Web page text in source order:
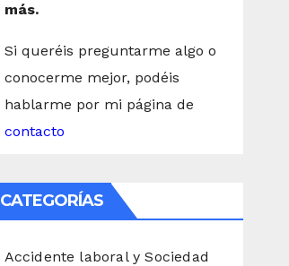
más.
Si queréis preguntarme algo o
conocerme mejor, podéis
hablarme por mi página de
contacto
CATEGORÍAS
Accidente laboral y Sociedad